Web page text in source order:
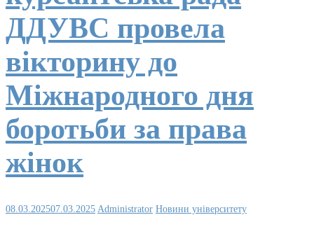
ДДУВС провела
вікторину до
Міжнародного дня
боротьби за права
жінок
08.03.202507.03.2025 Administrator Новини університету